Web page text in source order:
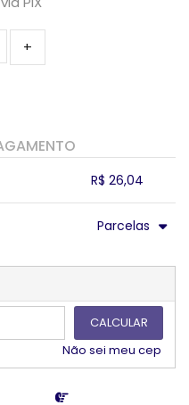
+
R$ 26,04
Parcelas
....
CALCULAR
Não sei meu cep